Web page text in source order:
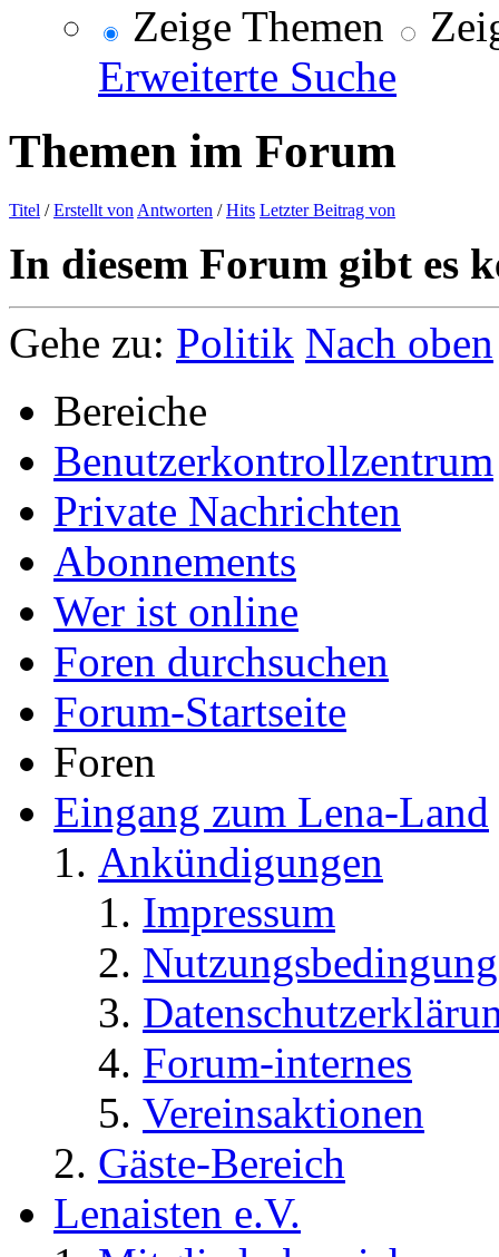
Zeige Themen
Erweiterte Suche
Themen im Forum
Titel /Erstellt von Antworten /Hits Letzter Beitrag von
In diesem Forum gibt es
Gehe zu: Politik Nach oben
Bereiche
Benutzerkontrollzentrum
Private Nachrichten
Abonnements
Wer ist online
Foren durchsuchen
Forum-Startseite
Foren
Eingang zum Lena-Land
Ankündigungen
Impressum
Forum-internes
Vereinsaktionen
Gäste-Bereich
Lenaisten e.V.